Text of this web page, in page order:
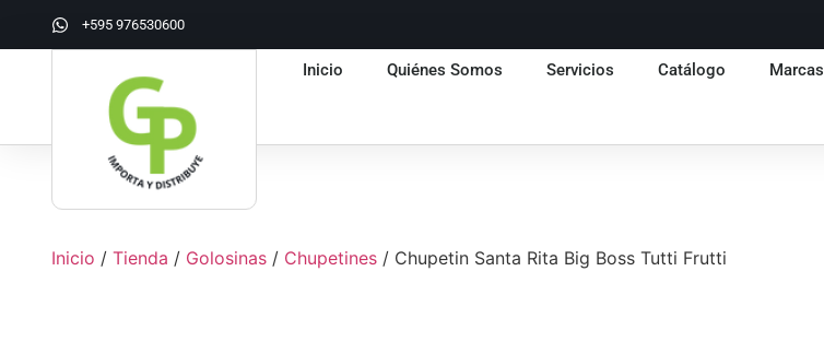
+595 976530600
Inicio Quiénes Somos Servicios Catálogo Marcas
Inicio / Tienda / Golosinas / Chupetines / Chupetin Santa Rita Big Boss Tutti Frutti